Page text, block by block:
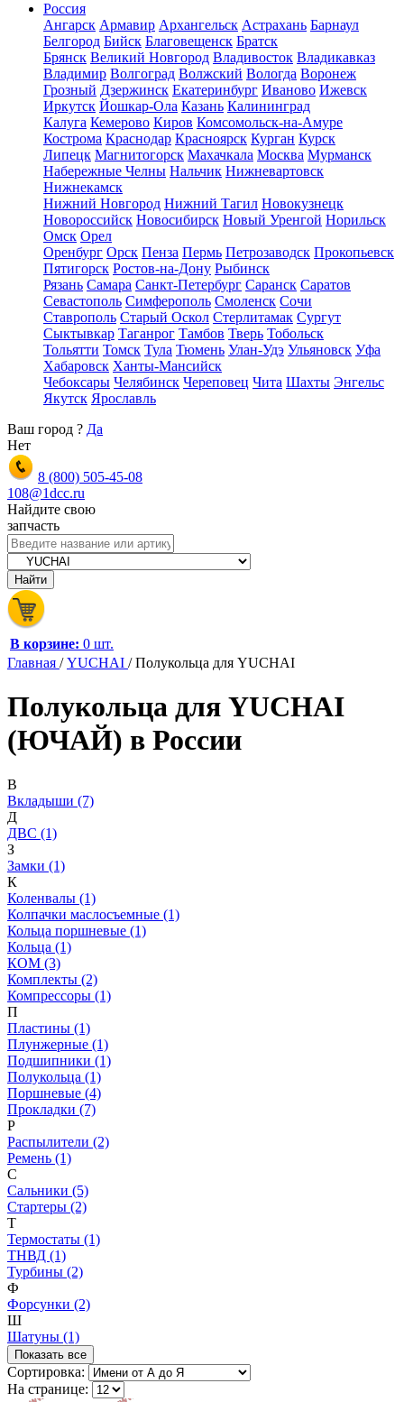
Россия
Ангарск Армавир Архангельск Астрахань Барнаул
Белгород Бийск Благовещенск Братск
Брянск Великий Новгород Владивосток Владикавказ
Владимир Волгоград Волжский Вологда Воронеж
Грозный Дзержинск Екатеринбург Иваново Ижевск
Иркутск Йошкар-Ола Казань Калининград
Калуга Кемерово Киров Комсомольск-на-Амуре
Кострома Краснодар Красноярск Курган Курск
Липецк Магнитогорск Махачкала Москва Мурманск
Набережные Челны Нальчик Нижневартовск
Нижнекамск
Нижний Новгород Нижний Тагил Новокузнецк
Новороссийск Новосибирск Новый Уренгой Норильск
Омск Орел
Оренбург Орск Пенза Пермь Петрозаводск Прокопьевск
Пятигорск Ростов-на-Дону Рыбинск
Рязань Самара Санкт-Петербург Саранск Саратов
Севастополь Симферополь Смоленск Сочи
Ставрополь Старый Оскол Стерлитамак Сургут
Сыктывкар Таганрог Тамбов Тверь Тобольск
Тольятти Томск Тула Тюмень Улан-Удэ Ульяновск Уфа
Хабаровск Ханты-Мансийск
Чебоксары Челябинск Череповец Чита Шахты Энгельс
Якутск Ярославль
Ваш город ? Да
Нет
8 (800) 505-45-08
108@1dcc.ru
Найдите свою
запчасть
В корзине: 0 шт.
Главная /YUCHAI /Полукольца для YUCHAI
Полукольца для YUCHAI
(ЮЧАЙ) в России
В
Вкладыши (7)
Д
ДВС (1)
З
Замки (1)
К
Коленвалы (1)
Колпачки маслосъемные (1)
Кольца поршневые (1)
Кольца (1)
КОМ (3)
Комплекты (2)
Компрессоры (1)
П
Пластины (1)
Плунжерные (1)
Подшипники (1)
Полукольца (1)
Поршневые (4)
Прокладки (7)
Р
Распылители (2)
Ремень (1)
С
Сальники (5)
Стартеры (2)
Т
Термостаты (1)
ТНВД (1)
Турбины (2)
Ф
Форсунки (2)
Ш
Шатуны (1)
Показать все
Сортировка:
На странице: